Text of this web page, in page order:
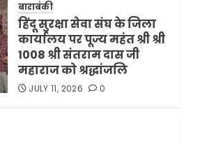
FEBRUARY 3, 2026
बाराबंकी
हिंदू सुरक्षा सेवा संघ के जिला
कार्यालय पर पूज्य महंत श्री श्री
1008 श्री संतराम दास जी
महाराज को श्रद्धांजलि
JULY 11, 2026 0